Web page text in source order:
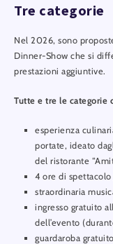
Tre categorie
Nel 2026, sono
Dinner-Show che si
prestazioni aggiuntive.
Tutte e tre le categorie
esperienza
portate, ideato
del ristorante
4 ore di
straordinaria
ingresso gratuito
dell’evento
guardaroba gratuito